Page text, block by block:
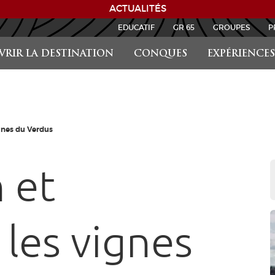
ACTUALITÉS
LA DESTINATION CONQUES EXPÉRIENCES
EDUCATIF GR 65 GROUPES
du Verdus
et
vignes